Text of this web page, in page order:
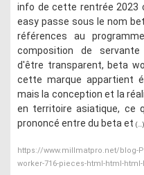
info de cette rentrée 2023
easy passe sous le nom
références au
composition de servante
d'être transparent, beta
cette marque appartient
mais la conception et la
en territoire asiatique, ce
prononcé entre du beta et (...)
https://www.millmatpro.net/blog-
worker-716-pieces-html-html-